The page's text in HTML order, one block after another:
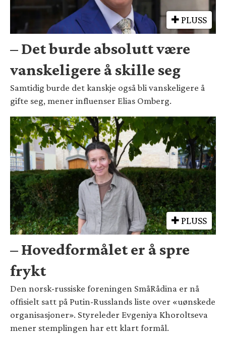
PLUSS
– Det burde absolutt være
vanskeligere å skille seg
Samtidig burde det kanskje også bli vanskeligere å
gifte seg, mener influenser Elias Omberg.
PLUSS
– Hovedformålet er å spre
frykt
Den norsk-russiske foreningen SmåRådina er nå
offisielt satt på Putin-Russlands liste over «uønskede
organisasjoner». Styreleder Evgeniya Khoroltseva
mener stemplingen har ett klart formål.